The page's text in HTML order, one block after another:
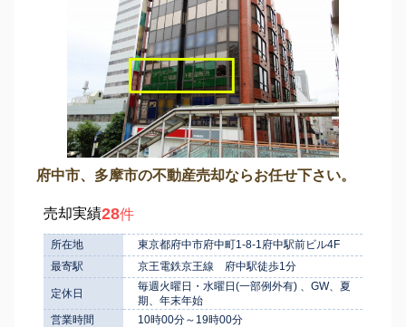
府中市、多摩市の不動産売却ならお任せ下さい。
売却実績28件
所在地
東京都府中市府中町1-8-1府中駅前ビル4F
最寄駅
京王電鉄京王線 府中駅徒歩1分
定休日
毎週火曜日・水曜日(一部例外有) 、GW、夏
期、年末年始
営業時間
10時00分～19時00分